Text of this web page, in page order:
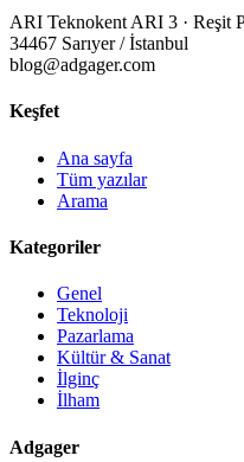
ARI Teknokent ARI 3 · Reşit
34467 Sarıyer / İstanbul
blog@adgager.com
Keşfet
Ana sayfa
Tüm yazılar
Arama
Kategoriler
Genel
Teknoloji
Pazarlama
Kültür & Sanat
İlginç
İlham
Adgager